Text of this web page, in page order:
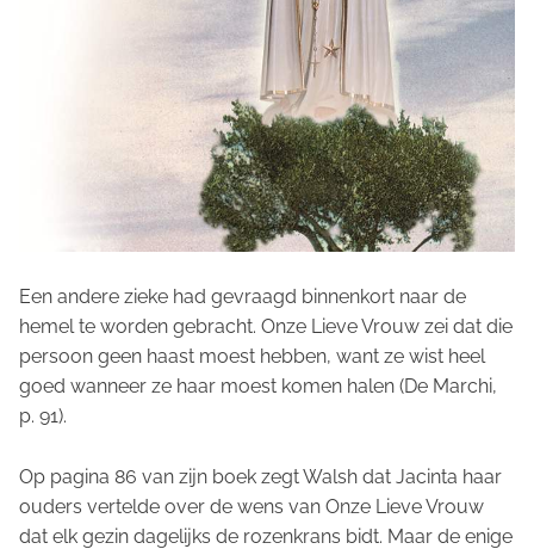
Een andere zieke had gevraagd binnenkort naar de
hemel te worden gebracht. Onze Lieve Vrouw zei dat die
persoon geen haast moest hebben, want ze wist heel
goed wanneer ze haar moest komen halen (De Marchi,
p. 91).
Op pagina 86 van zijn boek zegt Walsh dat Jacinta haar
ouders vertelde over de wens van Onze Lieve Vrouw
dat elk gezin dagelijks de rozenkrans bidt. Maar de enige